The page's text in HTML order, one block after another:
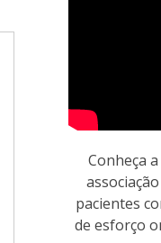
Conheça
pacientes
de esforço